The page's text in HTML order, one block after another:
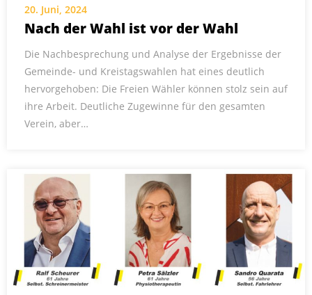
20. Juni, 2024
Nach der Wahl ist vor der Wahl
Die Nachbesprechung und Analyse der Ergebnisse der
Gemeinde- und Kreistagswahlen hat eines deutlich
hervorgehoben: Die Freien Wähler können stolz sein auf
ihre Arbeit. Deutliche Zugewinne für den gesamten
Verein, aber…